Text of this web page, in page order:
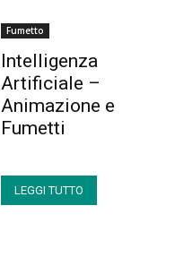
Fumetto
Intelligenza
Artificiale –
Animazione e
Fumetti
LEGGI TUTTO